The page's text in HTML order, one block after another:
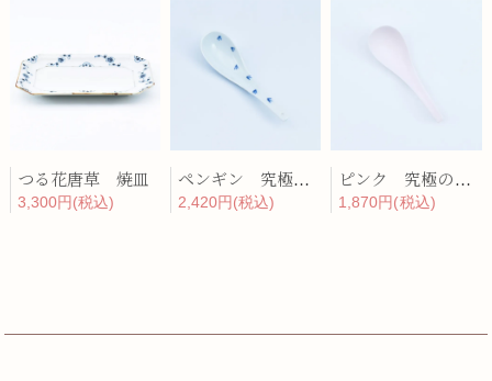
つる花唐草 焼皿
3,300円(税込)
ペンギン 究極のレンゲ
2,420円(税込)
ピンク 究極のレンゲ
1,870円(税込)